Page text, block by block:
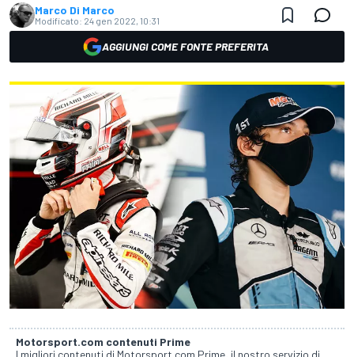
Marco Di Marco
Modificato: 24 gen 2022, 10:31
AGGIUNGI COME FONTE PREFERITA
Motorsport.com contenuti Prime
I migliori contenuti di Motorsport.com Prime, il nostro servizio di